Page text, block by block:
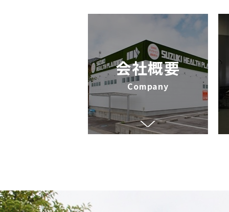
会社概要
Company